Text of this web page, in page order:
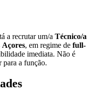
a recrutar um/a Técnico/a
Açores, em regime de full-
imediata. Não é
a função.